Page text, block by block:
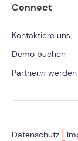
Connect
Kontaktiere uns
Demo buchen
Partnerin werden
Datenschutz |